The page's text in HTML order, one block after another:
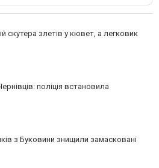
скутера злетів у кювет, а легковик
поліція встановила
з Буковини знищили замасковані